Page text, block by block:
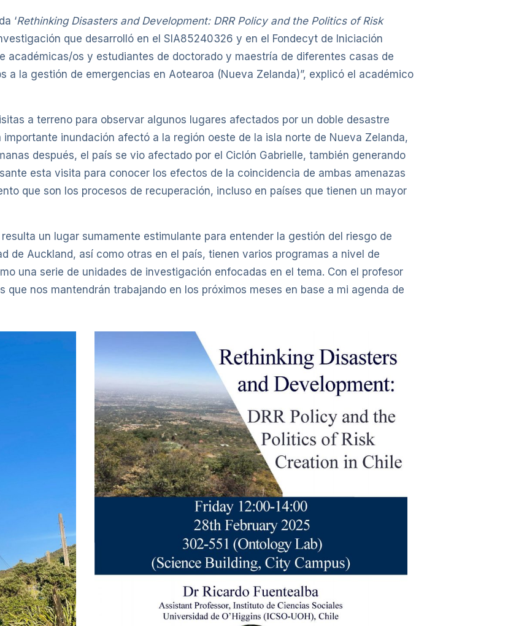
‘Rethinking Disasters and Development: DRR Policy and the Politics of Risk
que desarrolló en el SIA85240326 y en el Fondecyt de Iniciación
académicas/os y estudiantes de doctorado y maestría de diferentes casas de
a la gestión de emergencias en Aotearoa (Nueva Zelanda)”, explicó el académico
a terreno para observar algunos lugares afectados por un doble desastre
inundación afectó a la región oeste de la isla norte de Nueva Zelanda,
después, el país se vio afectado por el Ciclón Gabrielle, también generando
esta visita para conocer los efectos de la coincidencia de ambas amenazas
que son los procesos de recuperación, incluso en países que tienen un mayor
un lugar sumamente estimulante para entender la gestión del riesgo de
de Auckland, así como otras en el país, tienen varios programas a nivel de
una serie de unidades de investigación enfocadas en el tema. Con el profesor
nos mantendrán trabajando en los próximos meses en base a mi agenda de